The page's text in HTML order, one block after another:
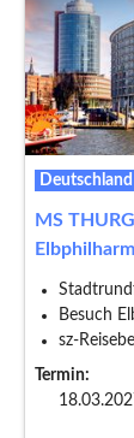
Deutschland
MS
Besuch
sz-
Termin: